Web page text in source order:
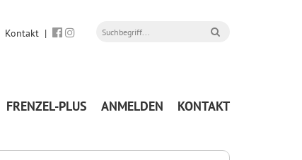
Kontakt|
FRENZEL-PLUS ANMELDEN KONTAKT